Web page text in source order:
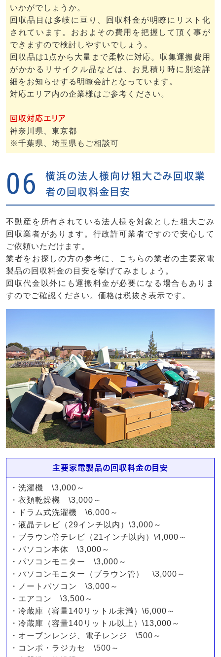
いかがでしょうか。
回収品目は多岐に亘り、回収料金が明瞭にリスト化
されています。おおよその費用を把握して頂く事が
できますので検討しやすいでしょう。
回収品は1点から大量まで柔軟に対応。収集運搬費用
がかかるリサイクル品などは、お見積り時に別途詳
細をお知らせする明瞭会計となっています。
対応エリア内の企業様はご参考ください。
回収対応エリア
神奈川県、東京都
※千葉県、埼玉県もご相談可
06
横浜の法人様向け粗大ごみ回収業
者の回収料金目安
不動産を所有されている法人様を対象とした粗大ごみ
回収業者があります。行政許可業者ですので安心して
ご依頼いただけます。
業者をお探しの方の参考に、こちらの業者の主要家電
製品の回収料金の目安を挙げてみましょう。
回収代金以外にも運搬料金が必要になる場合もありま
すのでご確認ください。価格は税抜き表示です。
主要家電製品の回収料金の目安
・洗濯機 \3,000～
・衣類乾燥機 \3,000～
・ドラム式洗濯機 \6,000～
・液晶テレビ（29インチ以内）\3,000～
・ブラウン管テレビ（21インチ以内）\4,000～
・パソコン本体 \3,000～
・パソコンモニター \3,000～
・パソコンモニター（ブラウン管） \3,000～
・ノートパソコン \3,000～
・エアコン \3,500～
・冷蔵庫（容量140リットル未満）\6,000～
・冷蔵庫（容量140リットル以上）\13,000～
・オーブンレンジ、電子レンジ \500～
・コンポ・ラジカセ \500～